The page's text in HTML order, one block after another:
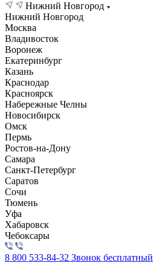
Нижний Новгород
Нижний Новгород
Москва
Владивосток
Воронеж
Екатеринбург
Казань
Краснодар
Красноярск
Набережные Челны
Новосибирск
Омск
Пермь
Ростов-на-Дону
Самара
Санкт-Петербург
Саратов
Сочи
Тюмень
Уфа
Хабаровск
Чебоксары
8 800 533-84-32 Звонок бесплатный